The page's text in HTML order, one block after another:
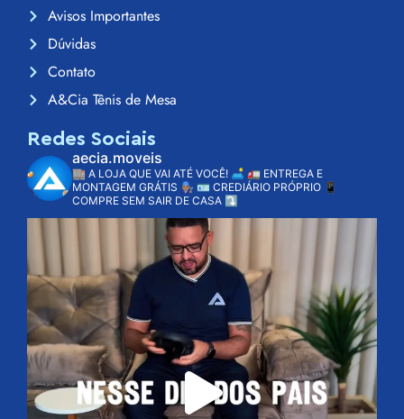
Avisos Importantes
Dúvidas
Contato
A&Cia Tênis de Mesa
Redes Sociais
aecia.moveis
🏬 A LOJA QUE VAI ATÉ VOCÊ! 🛋️ 🚛 ENTREGA E
MONTAGEM GRÁTIS 👨🏽‍🔧 🪪 CREDIÁRIO PRÓPRIO 📱
COMPRE SEM SAIR DE CASA ⤵️